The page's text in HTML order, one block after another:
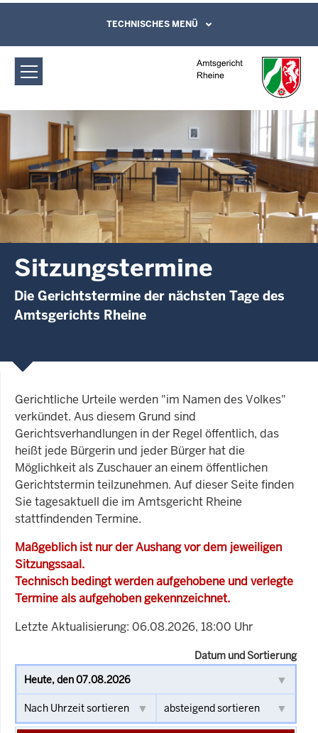
Amtsgericht Rheine: Sitzungstermine
Direkt zum Inhalt
Leichte Sprache, Gebärdensprachenvideo
und Kontaktformular
TECHNISCHES MENÜ
Sitzungstermine
Die Gerichtstermine der nächsten Tage des
Amtsgerichts Rheine
Gerichtliche Urteile werden "im Namen des Volkes"
verkündet. Aus diesem Grund sind
Gerichtsverhandlungen in der Regel öffentlich, das
heißt jede Bürgerin und jeder Bürger hat die
Möglichkeit als Zuschauer an einem öffentlichen
Gerichtstermin teilzunehmen. Auf dieser Seite finden
Sie tagesaktuell die im Amtsgericht Rheine
stattfindenden Termine.
Maßgeblich ist nur der Aushang vor dem jeweiligen
Sitzungssaal.
Technisch bedingt werden aufgehobene und verlegte
Termine als aufgehoben gekennzeichnet.
Letzte Aktualisierung: 06.08.2026, 18:00 Uhr
Datum und Sortierung